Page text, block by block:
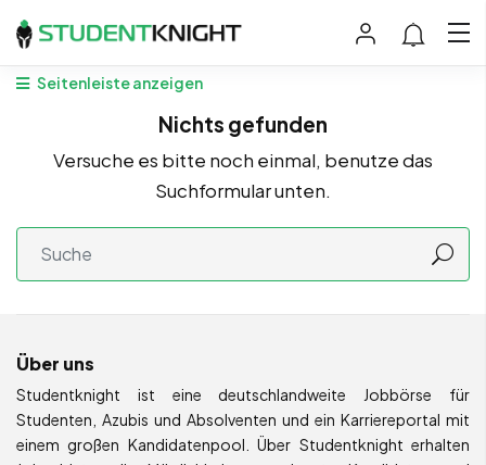
Seitenleiste anzeigen
Nichts gefunden
Versuche es bitte noch einmal, benutze das
Suchformular unten.
Über uns
Studentknight ist eine deutschlandweite Jobbörse für
Studenten, Azubis und Absolventen und ein Karriereportal mit
einem großen Kandidatenpool. Über Studentknight erhalten